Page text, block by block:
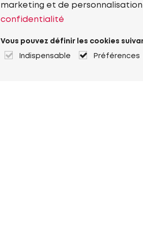
marketing et de personnalisation
confidentialité
Vous pouvez définir les cookies
Indispensable Préférences